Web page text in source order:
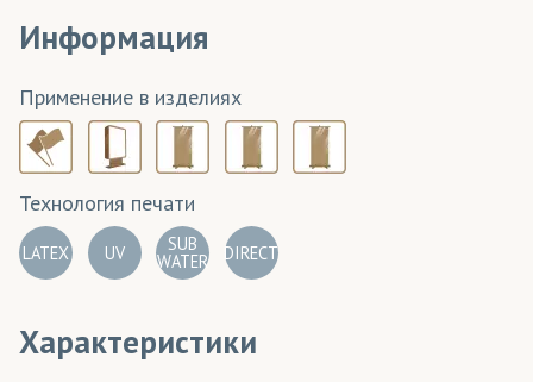
Информация
Применение в изделиях
Технология печати
LATEX UV SUB
WATER DIRECT
Характеристики